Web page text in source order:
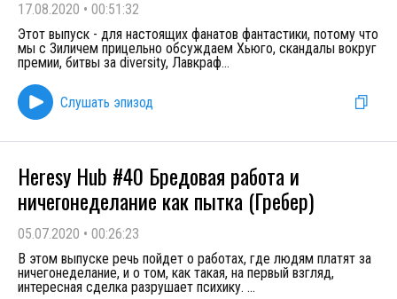
17.08.2020 • 00:51:32
Этот выпуск - для настоящих фанатов фантастики, потому что
мы с Зиличем прицельно обсуждаем Хьюго, скандалы вокруг
премии, битвы за diversity, Лавкраф...
Слушать эпизод
Heresy Hub #40 Бредовая работа и
ничегонеделание как пытка (Гребер)
05.07.2020 • 00:26:23
В этом выпуске речь пойдет о работах, где людям платят за
ничегонеделание, и о том, как такая, на первый взгляд,
интересная сделка разрушает психику. ...